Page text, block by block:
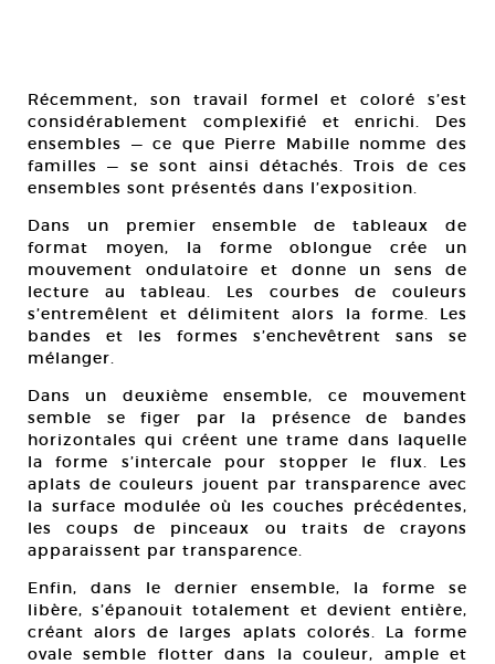
Récemment, son travail formel et coloré s’est
considérablement complexifié et enrichi. Des
ensembles — ce que Pierre Mabille nomme des
familles — se sont ainsi détachés. Trois de ces
ensembles sont présentés dans l’exposition.
Dans un premier ensemble de tableaux de
format moyen, la forme oblongue crée un
mouvement ondulatoire et donne un sens de
lecture au tableau. Les courbes de couleurs
s’entremêlent et délimitent alors la forme. Les
bandes et les formes s’enchevêtrent sans se
mélanger.
Dans un deuxième ensemble, ce mouvement
semble se figer par la présence de bandes
horizontales qui créent une trame dans laquelle
la forme s’intercale pour stopper le flux. Les
aplats de couleurs jouent par transparence avec
la surface modulée où les couches précédentes,
les coups de pinceaux ou traits de crayons
apparaissent par transparence.
Enfin, dans le dernier ensemble, la forme se
libère, s’épanouit totalement et devient entière,
créant alors de larges aplats colorés. La forme
ovale semble flotter dans la couleur, ample et